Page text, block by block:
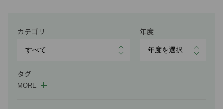
カテゴリ 年度
タグ
MORE